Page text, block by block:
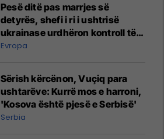
Pesë ditë pas marrjes së
detyrës, shefi i ri i ushtrisë
ukrainase urdhëron kontroll të
madh
Evropa
Sërish kërcënon, Vuçiq para
ushtarëve: Kurrë mos e harroni,
'Kosova është pjesë e Serbisë'
Serbia